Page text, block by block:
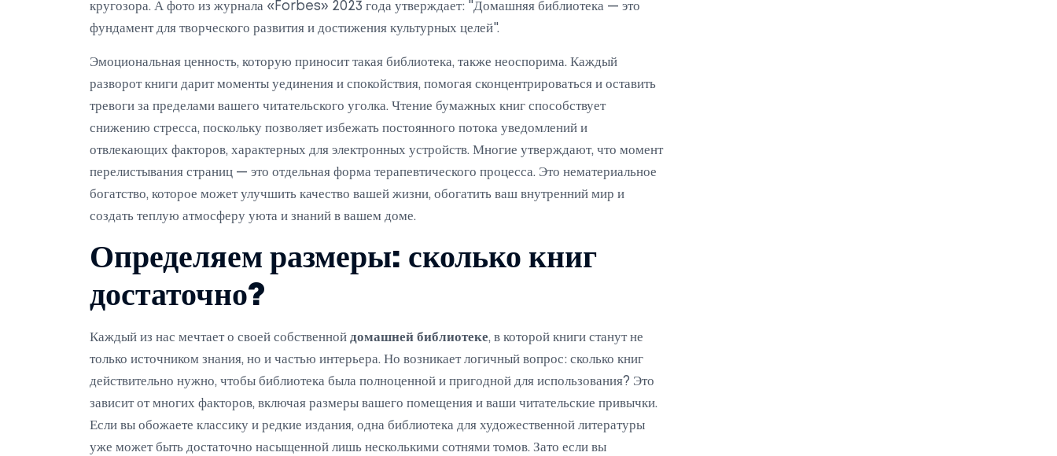
кругозора. А фото из журнала «Forbes» 2023 года утверждает: "Домашняя библиотека — это
фундамент для творческого развития и достижения культурных целей".
Эмоциональная ценность, которую приносит такая библиотека, также неоспорима. Каждый
разворот книги дарит моменты уединения и спокойствия, помогая сконцентрироваться и оставить
тревоги за пределами вашего читательского уголка. Чтение бумажных книг способствует
снижению стресса, поскольку позволяет избежать постоянного потока уведомлений и
отвлекающих факторов, характерных для электронных устройств. Многие утверждают, что момент
перелистывания страниц — это отдельная форма терапевтического процесса. Это нематериальное
богатство, которое может улучшить качество вашей жизни, обогатить ваш внутренний мир и
создать теплую атмосферу уюта и знаний в вашем доме.
Определяем размеры: сколько книг
достаточно?
Каждый из нас мечтает о своей собственной домашней библиотеке, в которой книги станут не
только источником знания, но и частью интерьера. Но возникает логичный вопрос: сколько книг
действительно нужно, чтобы библиотека была полноценной и пригодной для использования? Это
зависит от многих факторов, включая размеры вашего помещения и ваши читательские привычки.
Если вы обожаете классику и редкие издания, одна библиотека для художественной литературы
уже может быть достаточно насыщенной лишь несколькими сотнями томов. Зато если вы